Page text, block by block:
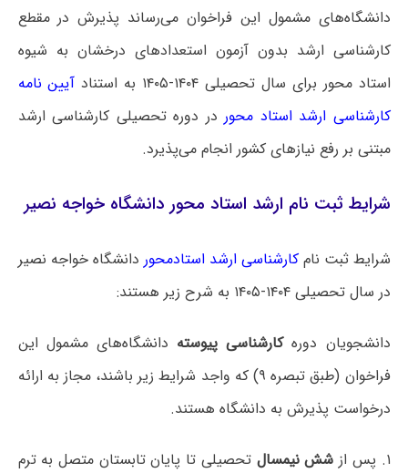
دانشگاه‌های مشمول این فراخوان می‌رساند پذیرش در مقطع
کارشناسی ارشد بدون آزمون استعدادهای درخشان به شیوه
استاد محور برای سال تحصیلی ۱۴۰۴-۱۴۰۵ به استناد
آیین نامه
کارشناسی ارشد استاد محور در دوره تحصیلی کارشناسی ارشد
مبتنی بر رفع نیازهای کشور انجام می‌پذیرد.
شرایط ثبت نام ارشد استاد محور دانشگاه خواجه نصیر
شرایط ثبت نامکارشناسی ارشد استادمحور دانشگاه خواجه نصیر
در سال تحصیلی ۱۴۰۴-۱۴۰۵ به شرح زیر هستند:
دانشجویان دورهکارشناسی پیوسته دانشگاه‌های مشمول این
فراخوان (طبق تبصره ۹) که واجد شرایط زیر باشند، مجاز به ارائه
درخواست پذیرش به دانشگاه هستند.
۱. پس از شش نیمسال تحصیلی تا پایان تابستان متصل به ترم